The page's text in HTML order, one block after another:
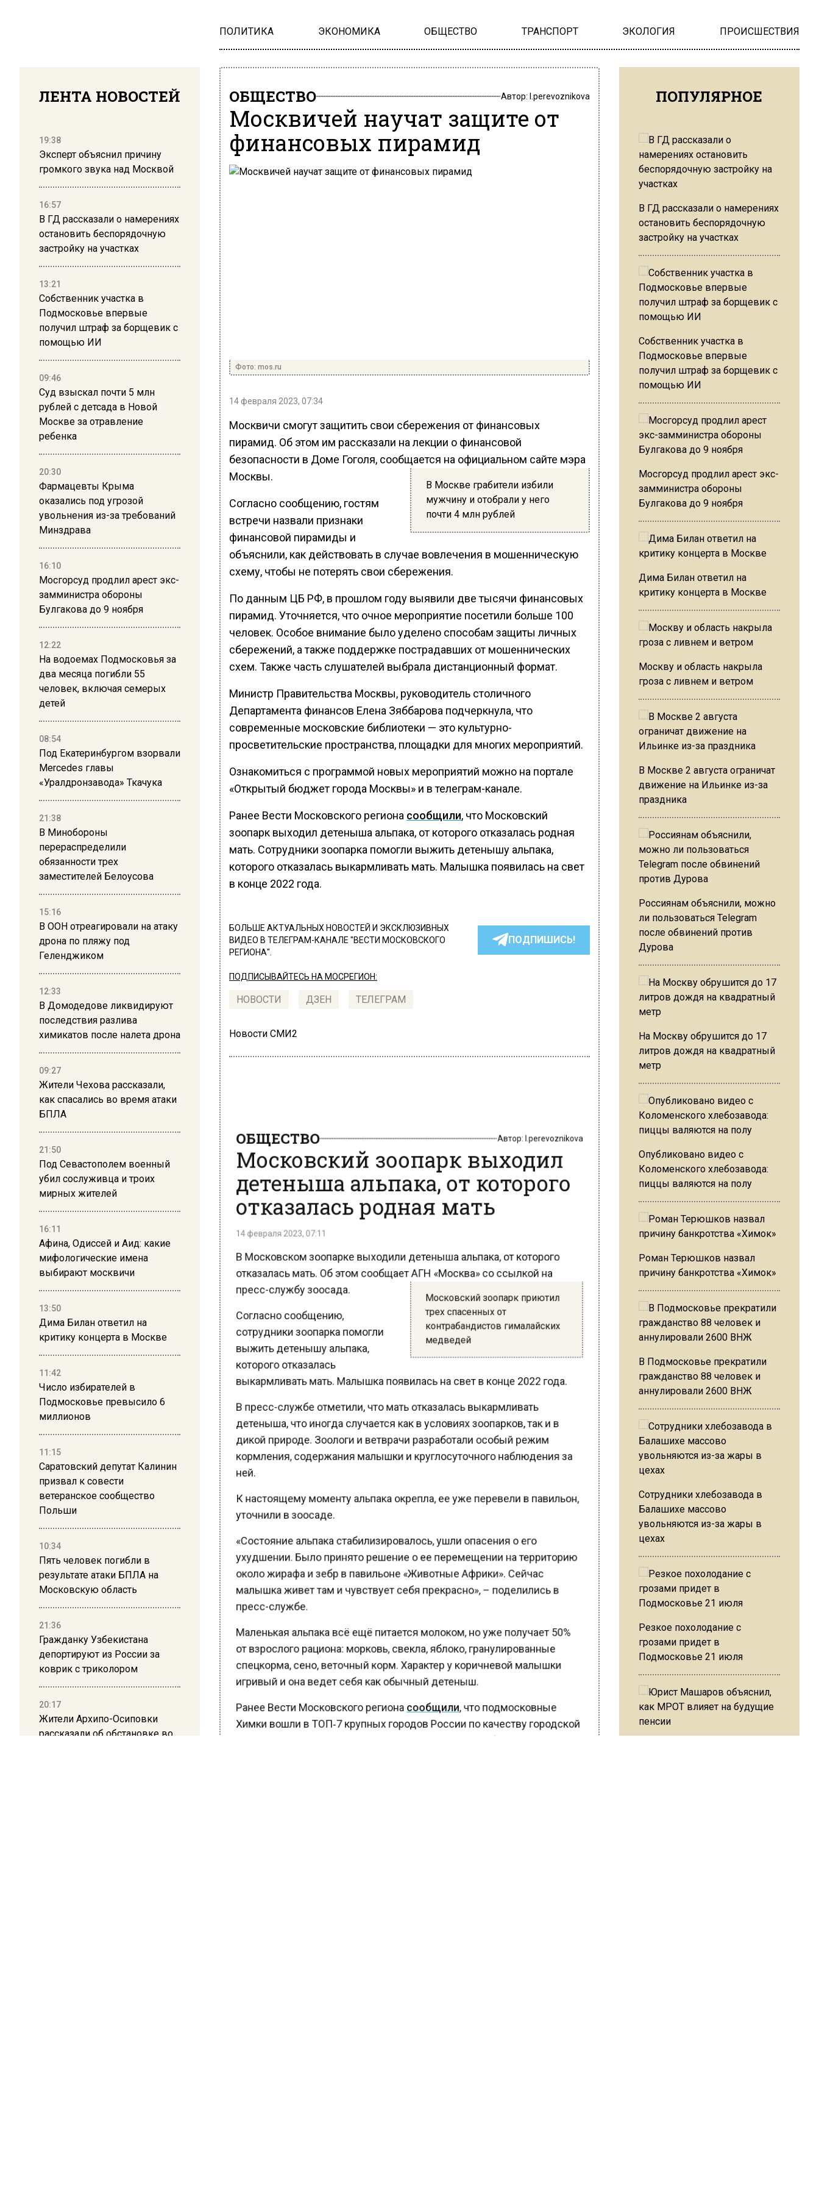
ПОЛИТИКА ЭКОНОМИКА ОБЩЕСТВО ТРАНСПОРТ ЭКОЛОГИЯ ПРОИСШЕСТВИЯ
ЛЕНТА НОВОСТЕЙ
19:38
Эксперт объяснил причину
громкого звука над Москвой
16:57
В ГД рассказали о намерениях
остановить беспорядочную
застройку на участках
13:21
Собственник участка в
Подмосковье впервые
получил штраф за борщевик с
помощью ИИ
09:46
Суд взыскал почти 5 млн
рублей с детсада в Новой
Москве за отравление
ребенка
20:30
Фармацевты Крыма
оказались под угрозой
увольнения из-за требований
Минздрава
16:10
Мосгорсуд продлил арест экс-
замминистра обороны
Булгакова до 9 ноября
12:22
На водоемах Подмосковья за
два месяца погибли 55
человек, включая семерых
детей
08:54
Под Екатеринбургом взорвали
Mercedes главы
«Уралдронзавода» Ткачука
21:38
В Минобороны
перераспределили
обязанности трех
заместителей Белоусова
15:16
В ООН отреагировали на атаку
дрона по пляжу под
Геленджиком
12:33
В Домодедове ликвидируют
последствия разлива
химикатов после налета дрона
09:27
Жители Чехова рассказали,
как спасались во время атаки
БПЛА
21:50
Под Севастополем военный
убил сослуживца и троих
мирных жителей
16:11
Афина, Одиссей и Аид: какие
мифологические имена
выбирают москвичи
13:50
Дима Билан ответил на
критику концерта в Москве
11:42
Число избирателей в
Подмосковье превысило 6
миллионов
11:15
Саратовский депутат Калинин
призвал к совести
ветеранское сообщество
Польши
10:34
Пять человек погибли в
результате атаки БПЛА на
Московскую область
21:36
Гражданку Узбекистана
депортируют из России за
коврик с триколором
20:17
Жители Архипо-Осиповки
рассказали об обстановке во
ОБЩЕСТВО Автор: l.perevoznikova
Москвичей научат защите от
финансовых пирамид
Фото: mos.ru
14 февраля 2023, 07:34
Москвичи смогут защитить свои сбережения от финансовых
пирамид. Об этом им рассказали на лекции о финансовой
безопасности в Доме Гоголя, сообщается на официальном сайте мэра
Москвы.
В Москве грабители избили
мужчину и отобрали у него
почти 4 млн рублей
Согласно сообщению, гостям
встречи назвали признаки
финансовой пирамиды и
объяснили, как действовать в случае вовлечения в мошенническую
схему, чтобы не потерять свои сбережения.
По данным ЦБ РФ, в прошлом году выявили две тысячи финансовых
пирамид. Уточняется, что очное мероприятие посетили больше 100
человек. Особое внимание было уделено способам защиты личных
сбережений, а также поддержке пострадавших от мошеннических
схем. Также часть слушателей выбрала дистанционный формат.
Министр Правительства Москвы, руководитель столичного
Департамента финансов Елена Зяббарова подчеркнула, что
современные московские библиотеки — это культурно-
просветительские пространства, площадки для многих мероприятий.
Ознакомиться с программой новых мероприятий можно на портале
«Открытый бюджет города Москвы» и в телеграм-канале.
Ранее Вести Московского региона сообщили, что Московский
зоопарк выходил детеныша альпака, от которого отказалась родная
мать. Сотрудники зоопарка помогли выжить детенышу альпака,
которого отказалась выкармливать мать. Малышка появилась на свет
в конце 2022 года.
БОЛЬШЕ АКТУАЛЬНЫХ НОВОСТЕЙ И ЭКСКЛЮЗИВНЫХ
ВИДЕО В ТЕЛЕГРАМ-КАНАЛЕ "ВЕСТИ МОСКОВСКОГО
РЕГИОНА".
ПОДПИШИСЬ!
ПОДПИСЫВАЙТЕСЬ НА МОСРЕГИОН:
НОВОСТИ ДЗЕН ТЕЛЕГРАМ
Новости СМИ2
Московский зоопарк выходил
детеныша альпака, от которого
отказалась родная мать
отказалась мать. Об этом сообщает АГН «Москва» со ссылкой на
пресс-службу зоосада.
трех спасенных от
контрабандистов гималайских
медведей
сотрудники зоопарка помогли
выжить детенышу альпака,
которого отказалась
выкармливать мать. Малышка появилась на свет в конце 2022 года.
В пресс-службе отметили, что мать отказалась выкармливать
детеныша, что иногда случается как в условиях зоопарков, так и в
дикой природе. Зоологи и ветврачи разработали особый режим
кормления, содержания малышки и круглосуточного наблюдения за
ней.
К настоящему моменту альпака окрепла, ее уже перевели в павильон,
уточнили в зоосаде.
«Состояние альпака стабилизировалось, ушли опасения о его
ухудшении. Было принято решение о ее перемещении на территорию
около жирафа и зебр в павильоне «Животные Африки». Сейчас
малышка живет там и чувствует себя прекрасно», – поделились в
пресс-службе.
Маленькая альпака всё ещё питается молоком, но уже получает 50%
от взрослого рациона: морковь, свекла, яблоко, гранулированные
спецкорма, сено, веточный корм. Характер у коричневой малышки
игривый и она ведет себя как обычный детеныш.
Ранее Вести Московского регионасообщили, что подмосковные
Химки вошли в ТОП‑7 крупных городов России по качеству городской
ПОПУЛЯРНОЕ
В ГД рассказали о намерениях
остановить беспорядочную
застройку на участках
Собственник участка в
Подмосковье впервые
получил штраф за борщевик с
помощью ИИ
Мосгорсуд продлил арест экс-
замминистра обороны
Булгакова до 9 ноября
Дима Билан ответил на
критику концерта в Москве
Москву и область накрыла
гроза с ливнем и ветром
В Москве 2 августа ограничат
движение на Ильинке из-за
праздника
Россиянам объяснили, можно
ли пользоваться Telegram
после обвинений против
Дурова
На Москву обрушится до 17
литров дождя на квадратный
метр
Опубликовано видео с
Коломенского хлебозавода:
пиццы валяются на полу
Роман Терюшков назвал
причину банкротства «Химок»
В Подмосковье прекратили
гражданство 88 человек и
аннулировали 2600 ВНЖ
Сотрудники хлебозавода в
Балашихе массово
увольняются из-за жары в
цехах
Резкое похолодание с
грозами придет в
Подмосковье 21 июля